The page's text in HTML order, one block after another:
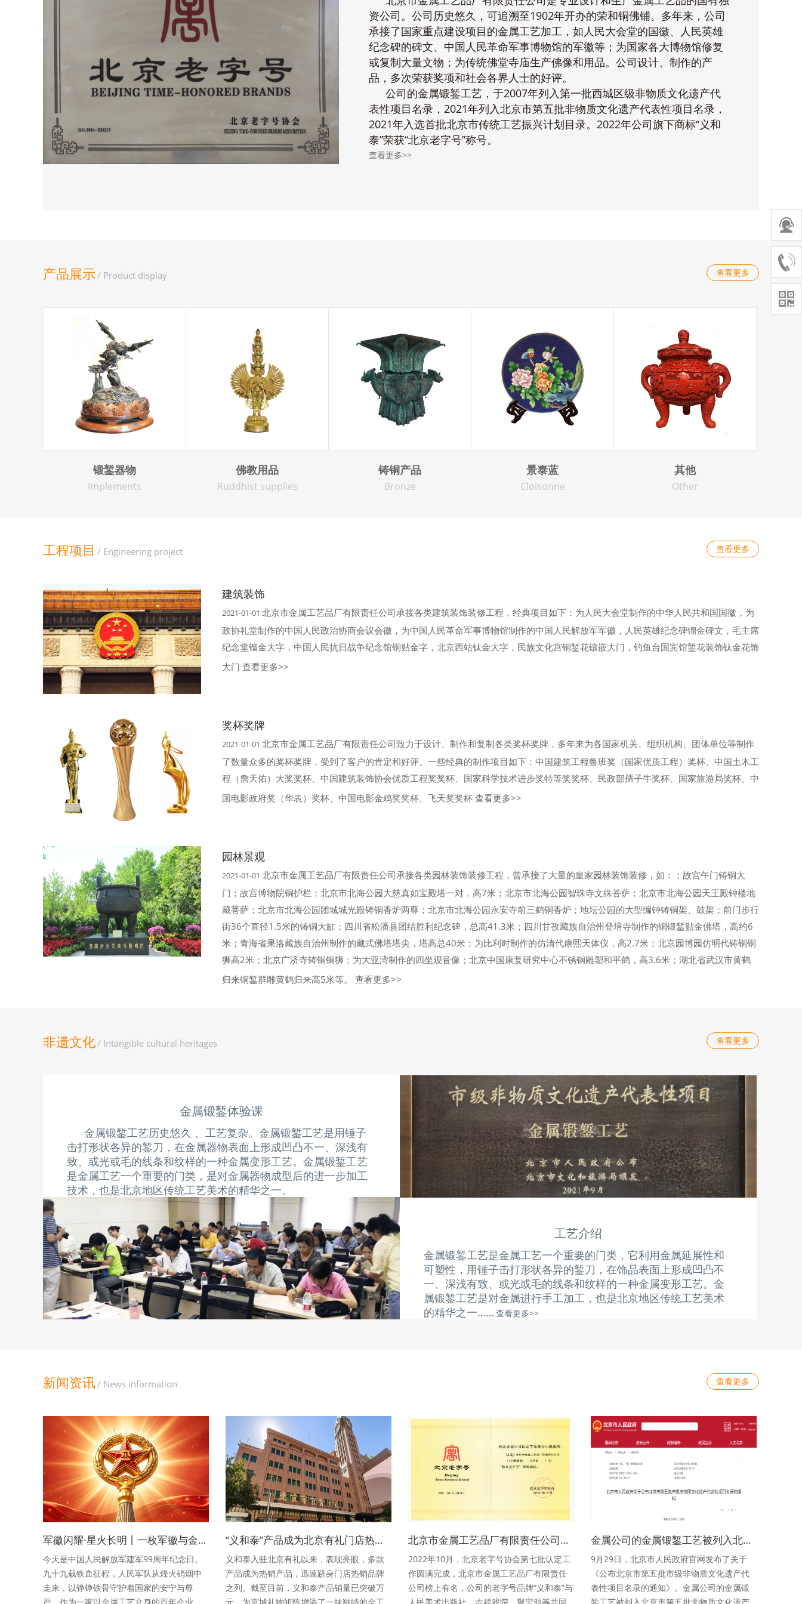
资公司。公司历史悠久，可追溯至1902年开办的荣和铜佛铺。多年来，公司
承接了国家重点建设项目的金属工艺加工，如人民大会堂的国徽、人民英雄
纪念碑的碑文、中国人民革命军事博物馆的军徽等；为国家各大博物馆修复
或复制大量文物；为传统佛堂寺庙生产佛像和用品。公司设计、制作的产
品，多次荣获奖项和社会各界人士的好评。
公司的金属锻錾工艺，于2007年列入第一批西城区级非物质文化遗产代
表性项目名录，2021年列入北京市第五批非物质文化遗产代表性项目名录，
2021年入选首批北京市传统工艺振兴计划目录。2022年公司旗下商标“义和
泰”荣获“北京老字号”称号。
查看更多>>
产品展示/ Product display 查看更多
锻錾器物
Implements
佛教用品
Ruddhist supplies
铸铜产品
Bronze
景泰蓝
Cloisonne
其他
Other
工程项目 / Engineering project 查看更多
建筑装饰
2021-01-01 北京市金属工艺品厂有限责任公司承接各类建筑装饰装修工程，经典项目如下：为人民大会堂制作的中华人民共和国国徽，为
政协礼堂制作的中国人民政治协商会议会徽，为中国人民革命军事博物馆制作的中国人民解放军军徽，人民英雄纪念碑镏金碑文，毛主席
纪念堂镏金大字，中国人民抗日战争纪念馆铜贴金字，北京西站钛金大字，民族文化宫铜錾花镶嵌大门，钓鱼台国宾馆錾花装饰钛金花饰
大门 查看更多>>
奖杯奖牌
2021-01-01 北京市金属工艺品厂有限责任公司致力于设计、制作和复制各类奖杯奖牌，多年来为各国家机关、组织机构、团体单位等制作
了数量众多的奖杯奖牌，受到了客户的肯定和好评。一些经典的制作项目如下：中国建筑工程鲁班奖（国家优质工程）奖杯、中国土木工
程（詹天佑）大奖奖杯、中国建筑装饰协会优质工程奖奖杯、国家科学技术进步奖特等奖奖杯、民政部孺子牛奖杯、国家旅游局奖杯、中
国电影政府奖（华表）奖杯、中国电影金鸡奖奖杯、飞天奖奖杯 查看更多>>
园林景观
2021-01-01 北京市金属工艺品厂有限责任公司承接各类园林装饰装修工程，曾承接了大量的皇家园林装饰装修，如：；故宫午门铸铜大
门；故宫博物院铜护栏；北京市北海公园大慈真如宝殿塔一对，高7米；北京市北海公园智珠寺文殊菩萨；北京市北海公园天王殿钟楼地
藏菩萨；北京市北海公园团城城光殿铸铜香炉两尊；北京市北海公园永安寺前三鹤铜香炉；地坛公园的大型编钟铸铜架、鼓架；前门步行
街36个直径1.5米的铸铜大缸；四川省松潘县团结胜利纪念碑，总高41.3米；四川甘孜藏族自治州登培寺制作的铜锻錾贴金佛塔，高约6
米；青海省果洛藏族自治州制作的藏式佛塔塔尖，塔高总40米；为比利时制作的仿清代康熙天体仪，高2.7米；北京园博园仿明代铸铜铜
狮高2米；北京广济寺铸铜铜狮；为大亚湾制作的四坐观音像；北京中国康复研究中心不锈钢雕塑和平鸽，高3.6米；湖北省武汉市黄鹤
归来铜錾群雕黄鹤归来高5米等。 查看更多>>
非遗文化/ Intangible cultural heritages 查看更多
金属锻錾体验课
金属锻錾工艺历史悠久 、工艺复杂。 金属锻錾工艺是用锤子
击打形状各异的錾刀，在金属器物表面上形成凹凸不一、深浅有
致、或光或毛的线条和纹样的一种金属变形工艺。 金属锻錾工艺
是金属工艺一个重要的门类，是对金属器物成型后的进一步加工
技术，也是北京地区传统工艺美术的精华之一。
工艺介绍
金属锻錾工艺是金属工艺一个重要的门类，它利用金属延展性和
可塑性，用锤子击打形状各异的錾刀，在饰品表面上形成凹凸不
一、深浅有致、或光或毛的线条和纹样的一种金属变形工艺。金
属锻錾工艺是对金属进行手工加工，也是北京地区传统工艺美术
的精华之一…… 查看更多>>
新闻资讯/ News information 查看更多
军徽闪耀·星火长明丨一枚军徽与金属匠人的忠诚守望
今天是中国人民解放军建军99周年纪念日。
九十九载铁血征程，人民军队从烽火硝烟中
走来，以铮铮铁骨守护着国家的安宁与尊
“义和泰”产品成为北京有礼门店热销佳品
义和泰入驻北京有礼以来，表现亮眼，多款
产品成为热销产品，迅速跻身门店热销品牌
之列。截至目前，义和泰产品销量已突破万
北京市金属工艺品厂有限责任公司获评“北京老字号”称号
2022年10月，北京老字号协会第七批认定工
作圆满完成，北京市金属工艺品厂有限责任
公司榜上有名，公司的老字号品牌“义和泰”与
金属公司的金属锻錾工艺被列入北京市第五批非物质文化遗产代表性项目名录！
9月29日，北京市人民政府官网发布了关于
《公布北京市第五批市级非物质文化遗产代
表性项目名录的通知》。金属公司的金属锻